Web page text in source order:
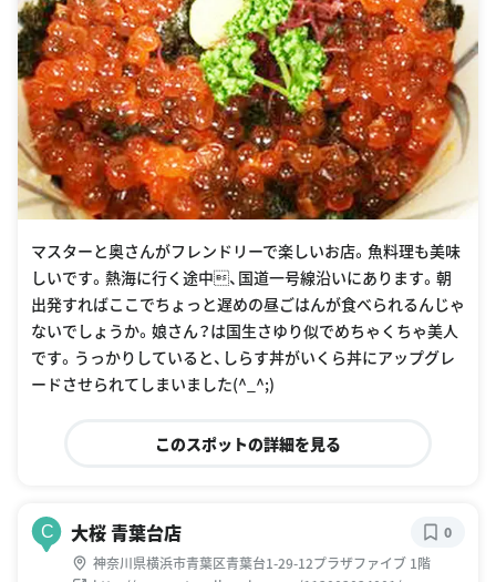
マスターと奥さんがフレンドリーで楽しいお店。魚料理も美味
しいです。熱海に行く途中、国道一号線沿いにあります。朝
出発すればここでちょっと遅めの昼ごはんが食べられるんじゃ
ないでしょうか。娘さん？は国生さゆり似でめちゃくちゃ美人
です。うっかりしていると、しらす丼がいくら丼にアップグレ
ードさせられてしまいました(^_^;)
このスポットの詳細を見る
C 大桜 青葉台店
神奈川県横浜市青葉区青葉台1-29-12プラザファイブ 1階
0